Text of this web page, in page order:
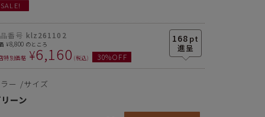
SALE!
168 pt
番号 klz261102
¥8,800 のところ
特別価格 ¥6,160 税込 30%OFF
ー サイズ
ーン
エイジレス